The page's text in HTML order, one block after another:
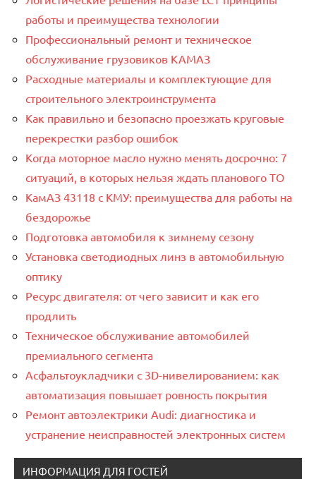
работы и преимущества технологии
Профессиональный ремонт и техническое
обслуживание грузовиков КАМАЗ
Расходные материалы и комплектующие для
строительного электроинструмента
Как правильно и безопасно проезжать круговые
перекрестки разбор ошибок
Когда моторное масло нужно менять досрочно: 7
ситуаций, в которых нельзя ждать планового ТО
КамАЗ 43118 с КМУ: преимущества для работы на
бездорожье
Подготовка автомобиля к зимнему сезону
Установка светодиодных линз в автомобильную
оптику
Ресурс двигателя: от чего зависит и как его
продлить
Техническое обслуживание автомобилей
премиального сегмента
Асфальтоукладчики с 3D-нивелированием: как
автоматизация повышает ровность покрытия
Ремонт автоэлектрики Audi: диагностика и
устранение неисправностей электронных систем
ИНФОРМАЦИЯ ДЛЯ ГОСТЕЙ